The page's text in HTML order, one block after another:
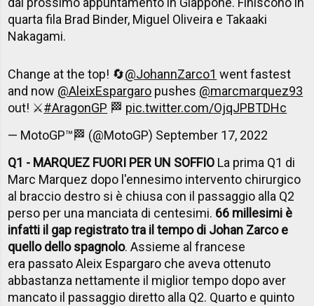
quarta fila Brad Binder, Miguel Oliveira e Takaaki
Nakagami.
Change at the top! 🔄@JohannZarco1 went fastest
and now @AleixEspargaro pushes @marcmarquez93
out! ⚔️#AragonGP 🏁 pic.twitter.com/OjqJPBTDHc
— MotoGP™🏁 (@MotoGP) September 17, 2022
Q1 - MARQUEZ FUORI PER UN SOFFIO La prima Q1 di
Marc Marquez dopo l'ennesimo intervento chirurgico
al braccio destro si è chiusa con il passaggio alla Q2
perso per una manciata di centesimi. 66 millesimi è
infatti il gap registrato tra il tempo di Johan Zarco e
quello dello spagnolo. Assieme al francese
era passato Aleix Espargaro che aveva ottenuto
abbastanza nettamente il miglior tempo dopo aver
mancato il passaggio diretto alla Q2. Quarto e quinto